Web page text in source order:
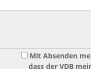
Mit Absenden
dass der VDB